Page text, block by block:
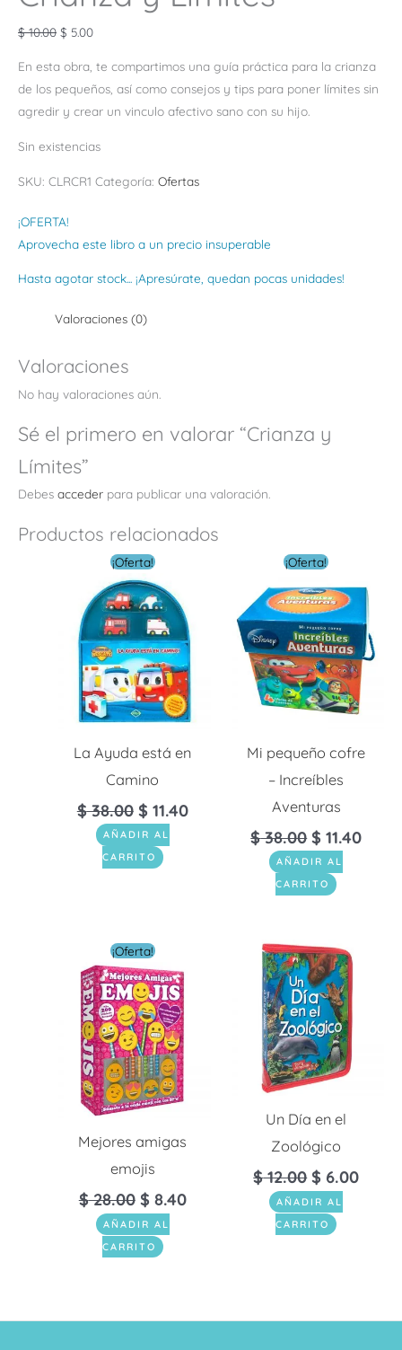
$10.00 $ 5.00
En esta obra, te compartimos una guía práctica para la crianza
de los pequeños, así como consejos y tips para poner límites sin
agredir y crear un vinculo afectivo sano con su hijo.
Sin existencias
SKU: CLRCR1 Categoría: Ofertas
¡OFERTA!
Aprovecha este libro a un precio insuperable
Hasta agotar stock... ¡Apresúrate, quedan pocas unidades!
Valoraciones (0)
Valoraciones
No hay valoraciones aún.
Sé el primero en valorar “Crianza y
Límites”
Debes acceder para publicar una valoración.
Productos relacionados
¡Oferta!
La Ayuda está en
Camino
$38.00
El
precio
original
era:
$ 38.00.
$ 11.40
es:
$ 11.40.
AÑADIR AL
CARRITO
¡Oferta!
Mi pequeño cofre
– Increíbles
Aventuras
$38.00
El
original
era:
$ 38.00.
$ 11.40
es:
$
AÑADIR AL
CARRITO
¡Oferta!
Mejores amigas
emojis
$28.00
El
precio
original
era:
$ 28.00.
$ 8.40
AÑADIR AL
CARRITO
Un Día en el
Zoológico
$12.00 $ 6.00
AÑADIR AL
CARRITO